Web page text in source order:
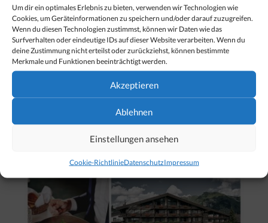
Um dir ein optimales Erlebnis zu bieten, verwenden wir Technologien wie
Cookies, um Geräteinformationen zu speichern und/oder darauf zuzugreifen.
Wenn du diesen Technologien zustimmst, können wir Daten wie das
Surfverhalten oder eindeutige IDs auf dieser Website verarbeiten. Wenn du
deine Zustimmung nicht erteilst oder zurückziehst, können bestimmte
Merkmale und Funktionen beeinträchtigt werden.
Akzeptieren
Ablehnen
Einstellungen ansehen
Cookie-RichtlinieDatenschutzImpressum
Finden Sie Ihr Thema…
Suchen
nach:
Unser Hotel-Tipp für Lech